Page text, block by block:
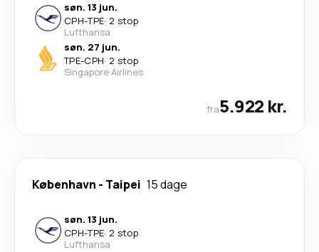
søn. 13 jun.
CPH-TPE· 2 stop
Lufthansa
søn. 27 jun.
TPE-CPH· 2 stop
Singapore Airlines
fra5.922 kr.
København - Taipei 15 dage
søn. 13 jun.
CPH-TPE· 2 stop
Lufthansa